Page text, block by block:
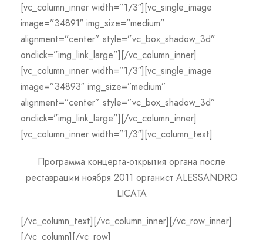
[vc_column_inner width=”1/3″][vc_single_image
image=”34891″ img_size=”medium”
alignment=”center” style=”vc_box_shadow_3d”
onclick=”img_link_large”][/vc_column_inner]
[vc_column_inner width=”1/3″][vc_single_image
image=”34893″ img_size=”medium”
alignment=”center” style=”vc_box_shadow_3d”
onclick=”img_link_large”][/vc_column_inner]
[vc_column_inner width=”1/3″][vc_column_text]
Программа концерта-открытия органа после
реставрации ноября 2011 органист ALESSANDRO
LICATA
[/vc_column_text][/vc_column_inner][/vc_row_inner]
[/vc_column][/vc_row]